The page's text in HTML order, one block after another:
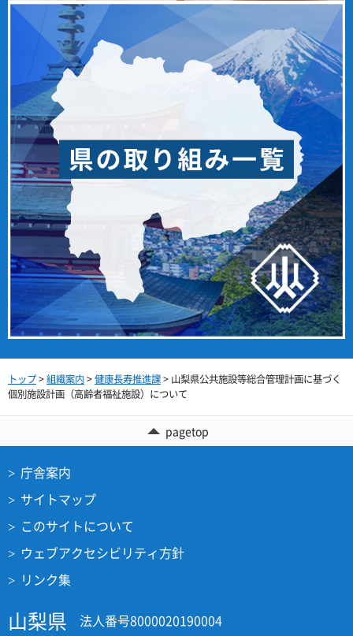
トップ>組織案内>健康長寿推進課> 山梨県公共施設等総合管理計画に基づく
個別施設計画（高齢者福祉施設）について
pagetop
庁舎案内
サイトマップ
このサイトについて
ウェブアクセシビリティ方針
リンク集
山梨県 法人番号8000020190004